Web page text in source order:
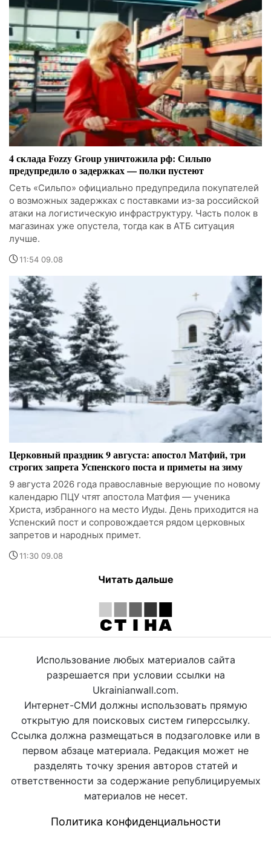
4 склада Fozzy Group уничтожила рф: Сильпо
предупредило о задержках — полки пустеют
Сеть «Сильпо» официально предупредила покупателей
о возможных задержках с поставками из-за российской
атаки на логистическую инфраструктуру. Часть полок в
магазинах уже опустела, тогда как в АТБ ситуация
лучше.
11:54 09.08
Церковный праздник 9 августа: апостол Матфий, три
строгих запрета Успенского поста и приметы на зиму
9 августа 2026 года православные верующие по новому
календарю ПЦУ чтят апостола Матфия — ученика
Христа, избранного на место Иуды. День приходится на
Успенский пост и сопровождается рядом церковных
запретов и народных примет.
11:30 09.08
Читать дальше
Использование любых материалов сайта
разрешается при условии ссылки на
Ukrainianwall.com.
Интернет-СМИ должны использовать прямую
открытую для поисковых систем гиперссылку.
Ссылка должна размещаться в подзаголовке или в
первом абзаце материала. Редакция может не
разделять точку зрения авторов статей и
ответственности за содержание републицируемых
материалов не несет.
Политика конфиденциальности